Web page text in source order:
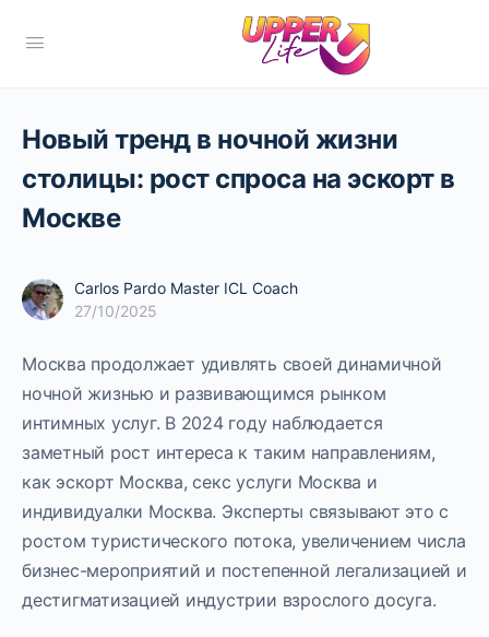
Новый тренд в ночной жизни
столицы: рост спроса на эскорт в
Москве
Carlos Pardo Master ICL Coach
27/10/2025
Москва продолжает удивлять своей динамичной
ночной жизнью и развивающимся рынком
интимных услуг. В 2024 году наблюдается
заметный рост интереса к таким направлениям,
как эскорт Москва, секс услуги Москва и
индивидуалки Москва. Эксперты связывают это с
ростом туристического потока, увеличением числа
бизнес-мероприятий и постепенной легализацией и
дестигматизацией индустрии взрослого досуга.